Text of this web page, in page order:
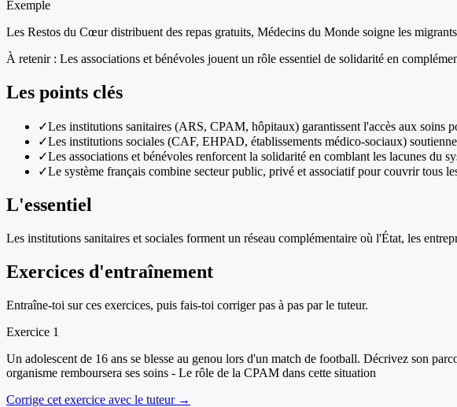
Exemple
Les Restos du Cœur distribuent des repas gratuits, Médecins du Monde soigne les
À retenir : Les associations et bénévoles jouent un rôle essentiel de solidarité en
Les points clés
✓Les institutions sanitaires (ARS, CPAM, hôpitaux) garantissent l'accès aux soins
✓Les institutions sociales (CAF, EHPAD, établissements médico-sociaux)
✓Les associations et bénévoles renforcent la solidarité en comblant les lacunes du
✓Le système français combine secteur public, privé et associatif pour couvrir tous
L'essentiel
Les institutions sanitaires et sociales forment un réseau complémentaire où l'État, les
Exercices d'entraînement
Entraîne-toi sur ces exercices, puis fais-toi corriger pas à pas par le tuteur.
Exercice 1
Un adolescent de 16 ans se blesse au genou lors d'un match de football. Décrivez son
organisme remboursera ses soins - Le rôle de la CPAM dans cette situation
Corrige cet exercice avec le tuteur →